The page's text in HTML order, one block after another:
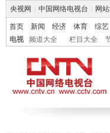
央视网 中国网络电视台 网
首页 新闻 经济 体育 综艺
电视
频道大全 栏目大全